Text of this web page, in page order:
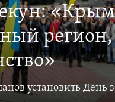
установить